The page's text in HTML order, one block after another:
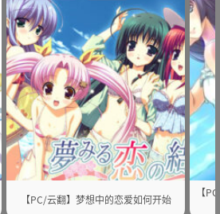
【PC/云翻】梦想中的恋爱如何开始
【